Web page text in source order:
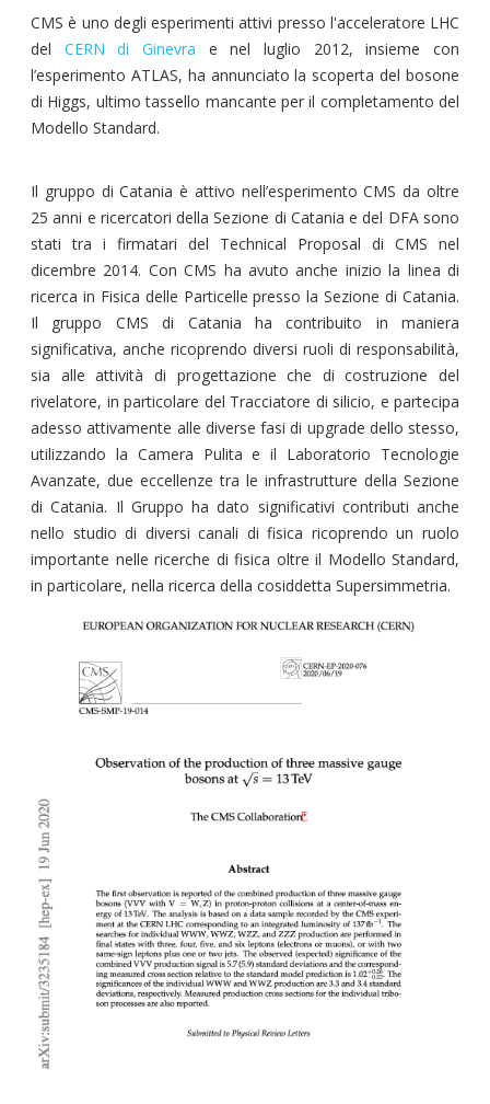
CMS è uno degli esperimenti attivi presso l'acceleratore LHC
del CERN di Ginevra e nel luglio 2012, insieme con
l’esperimento ATLAS, ha annunciato la scoperta del bosone
di Higgs, ultimo tassello mancante per il completamento del
Modello Standard.
Il gruppo di Catania è attivo nell’esperimento CMS da oltre
25 anni e ricercatori della Sezione di Catania e del DFA sono
stati tra i firmatari del Technical Proposal di CMS nel
dicembre 2014. Con CMS ha avuto anche inizio la linea di
ricerca in Fisica delle Particelle presso la Sezione di Catania.
Il gruppo CMS di Catania ha contribuito in maniera
significativa, anche ricoprendo diversi ruoli di responsabilità,
sia alle attività di progettazione che di costruzione del
rivelatore, in particolare del Tracciatore di silicio, e partecipa
adesso attivamente alle diverse fasi di upgrade dello stesso,
utilizzando la Camera Pulita e il Laboratorio Tecnologie
Avanzate, due eccellenze tra le infrastrutture della Sezione
di Catania. Il Gruppo ha dato significativi contributi anche
nello studio di diversi canali di fisica ricoprendo un ruolo
importante nelle ricerche di fisica oltre il Modello Standard,
in particolare, nella ricerca della cosiddetta Supersimmetria.